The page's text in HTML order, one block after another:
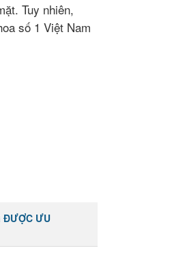
Tuy nhiên,
số 1 Việt Nam
ĐƯỢC ƯU